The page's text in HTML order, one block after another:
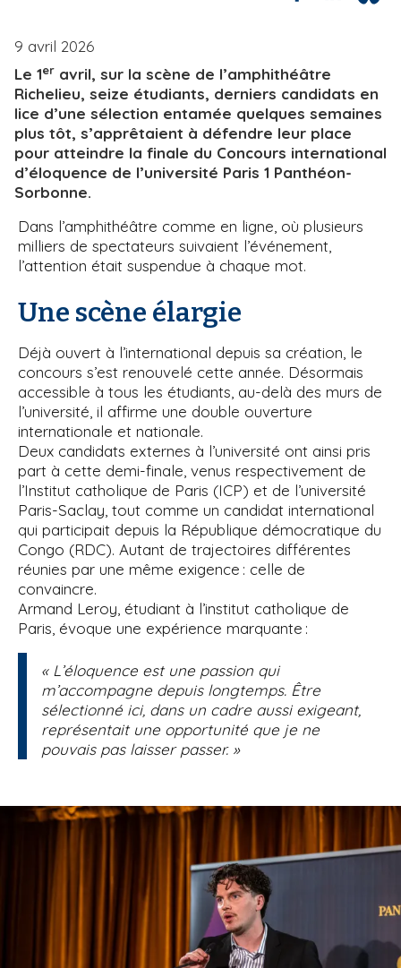
9 avril 2026
Le 1er avril, sur la scène de l’amphithéâtre
Richelieu, seize étudiants, derniers candidats en
lice d’une sélection entamée quelques semaines
plus tôt, s’apprêtaient à défendre leur place
pour atteindre la finale du Concours international
d’éloquence de l’université Paris 1 Panthéon-
Sorbonne.
Dans l’amphithéâtre comme en ligne, où plusieurs
milliers de spectateurs suivaient l’événement,
l’attention était suspendue à chaque mot.
Une scène élargie
Déjà ouvert à l’international depuis sa création, le
concours s’est renouvelé cette année. Désormais
accessible à tous les étudiants, au-delà des murs de
l’université, il affirme une double ouverture
internationale et nationale.
Deux candidats externes à l’université ont ainsi pris
part à cette demi-finale, venus respectivement de
l’Institut catholique de Paris (ICP) et de l’université
Paris-Saclay, tout comme un candidat international
qui participait depuis la République démocratique du
Congo (RDC). Autant de trajectoires différentes
réunies par une même exigence : celle de
convaincre.
Armand Leroy, étudiant à l’institut catholique de
Paris, évoque une expérience marquante :
« L’éloquence est une passion qui
m’accompagne depuis longtemps. Être
sélectionné ici, dans un cadre aussi exigeant,
représentait une opportunité que je ne
pouvais pas laisser passer. »